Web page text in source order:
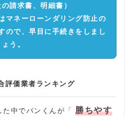
請求書、明細書）
マネーローンダリング防止の
ので、早目に手続きをしまし
ょう。
評価業者ランキング
中でパンくんが「 勝ちやす